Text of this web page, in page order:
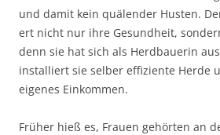
und damit kein quälender Husten.
ert nicht nur ihre Gesundheit,
denn sie hat sich als Herdbauerin
installiert sie selber effiziente Herde
eigenes Einkommen.
Früher hieß es, Frauen gehörten an